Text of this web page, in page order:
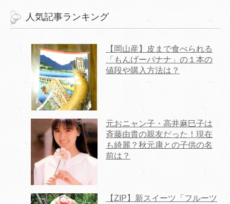
人気記事ランキング
【岡山産】皮まで食べられる
「もんげーバナナ」の１本の
値段や購入方法は？
元おニャン子・高井麻巳子は
斉藤由貴の親友だった！現在
も綺麗？秋元康との子供の名
前は？
【ZIP】新スイーツ「フルーツ